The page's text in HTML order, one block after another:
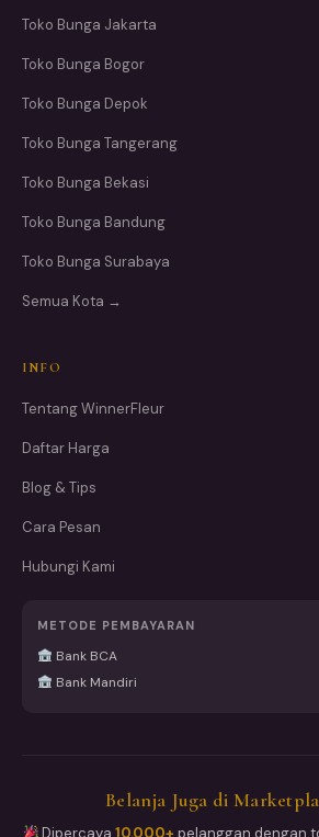
Toko Bunga Jakarta
Toko Bunga Bogor
Toko Bunga Depok
Toko Bunga Tangerang
Toko Bunga Bekasi
Toko Bunga Bandung
Toko Bunga Surabaya
Semua Kota →
INFO
Tentang WinnerFleur
Daftar Harga
Blog & Tips
Cara Pesan
Hubungi Kami
METODE PEMBAYARAN
Bank BCA
Bank Mandiri
Belanja Juga di
Dipercaya10.000+ pelanggan dengan